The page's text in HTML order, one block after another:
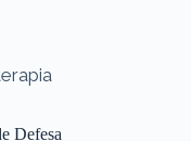
Defesa